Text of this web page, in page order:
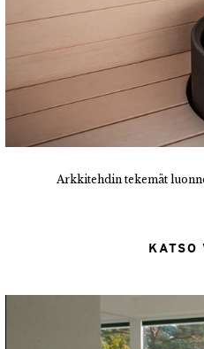
Arkkitehdin tekemät
KATSO